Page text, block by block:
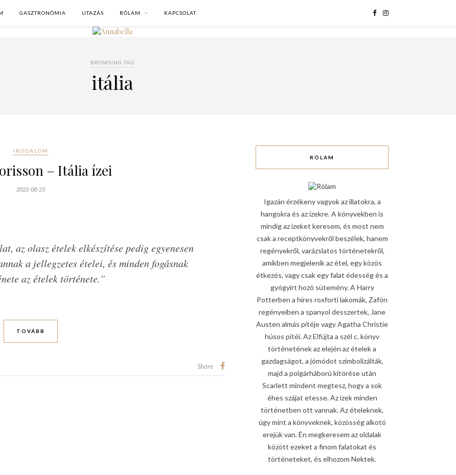
GASZTRONÓMIA UTAZÁS RÓLAM KAPCSOLAT
BROWSING TAG
itália
IRODALOM
– Itália ízei
2022-08-23
az olasz ételek elkészítése pedig egyenesen
a jellegzetes ételei, és minden fogásnak
az ételek története.”
TOVÁBB
Share
RÓLAM
Igazán érzékeny vagyok az illatokra, a
hangokra és az ízekre. A könyvekben is
mindig az ízeket keresem, és most nem
csak a receptkönyvekről beszélek, hanem
regényekről, varázslatos történetekről,
amikben megjelenik az étel, egy közös
étkezés, vagy csak egy falat édesség és a
gyógyírt hozó sütemény. A Harry
Potterben a híres roxforti lakomák, Zafón
regényeiben a spanyol desszertek, Jane
Austen almás pitéje vagy Agatha Christie
húsos pitéi. Az Elfújta a szél c. könyv
történetének az elején az ételek a
gazdagságot, a jómódot szimbolizálták,
majd a polgárháború kitörése után
Scarlett mindent megtesz, hogy a sok
éhes szájat etesse. Az ízek minden
történetben ott vannak. Az ételeknek,
úgy mint a könyveknek, közösség alkotó
erejük van. Én megkeresem az oldalak
között ezeket a finom falatokat és
történeteket, és elhozom Nektek.